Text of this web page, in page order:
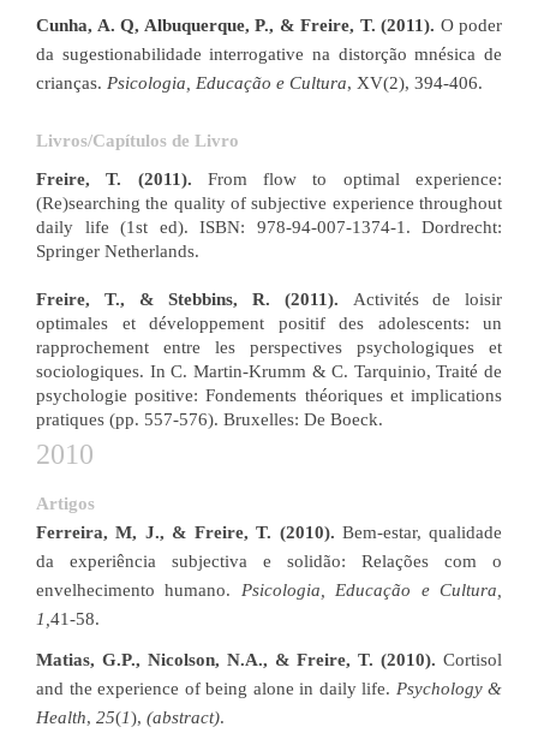
Cunha, A. Q, Albuquerque, P., & Freire, T. (2011). O poder
da sugestionabilidade interrogative na distorção mnésica de
crianças. Psicologia, Educação e Cultura, XV(2), 394-406.
Livros/Capítulos de Livro
Freire, T. (2011). From flow to optimal experience:
(Re)searching the quality of subjective experience throughout
daily life (1st ed). ISBN: 978-94-007-1374-1. Dordrecht:
Springer Netherlands.
Freire, T., & Stebbins, R. (2011). Activités de loisir
optimales et développement positif des adolescents: un
rapprochement entre les perspectives psychologiques et
sociologiques. In C. Martin-Krumm & C. Tarquinio, Traité de
psychologie positive: Fondements théoriques et implications
pratiques (pp. 557-576). Bruxelles: De Boeck.
2010
Artigos
Ferreira, M, J., & Freire, T. (2010). Bem-estar, qualidade
da experiência subjectiva e solidão: Relações com o
envelhecimento humano. Psicologia, Educação e Cultura,
1, 41-58.
Matias, G.P., Nicolson, N.A., & Freire, T. (2010). Cortisol
and the experience of being alone in daily life. Psychology &
Health, 25(1), (abstract).